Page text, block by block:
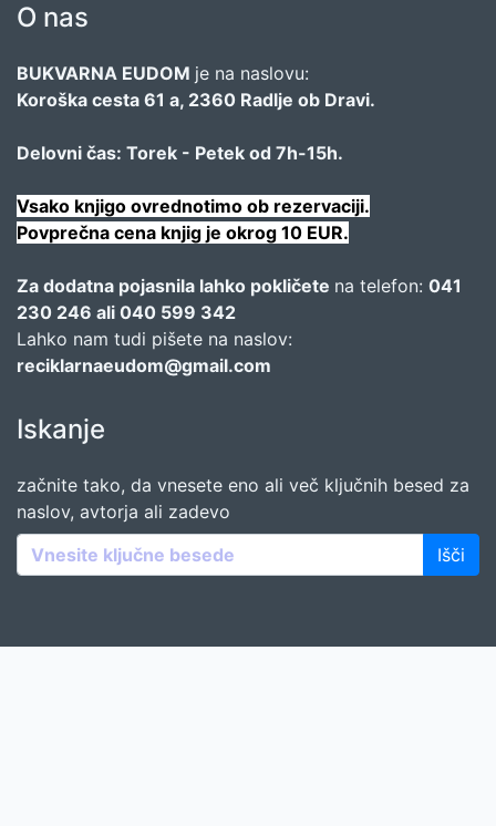
O nas
BUKVARNA EUDOM je na naslovu:
Koroška cesta 61 a, 2360 Radlje ob Dravi.
Delovni čas: Torek - Petek od 7h-15h.
Vsako knjigo ovrednotimo ob rezervaciji.
Povprečna cena knjig je okrog 10 EUR.
Za dodatna pojasnila lahko pokličete na telefon: 041
230 246 ali 040 599 342
Lahko nam tudi pišete na naslov:
reciklarnaeudom@gmail.com
Iskanje
začnite tako, da vnesete eno ali več ključnih besed za
naslov, avtorja ali zadevo
Išči